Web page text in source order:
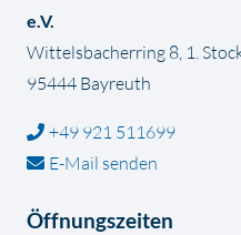
e.V.
Wittelsbacherring 8, 1.
95444 Bayreuth
+49 921 511699
E-Mail senden
Öffnungszeiten